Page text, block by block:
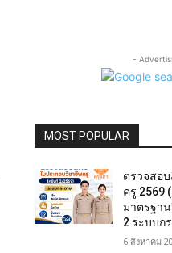
-
MOST POPULAR
ตรวจสอ
ครู 2569
มาตรฐา
2 ระบบก
6 สิงหาคม